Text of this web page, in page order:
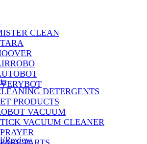
CLEAN
DETERGENTS
PRODUCTS
VACUUM
VACUUM CLEANER
Review